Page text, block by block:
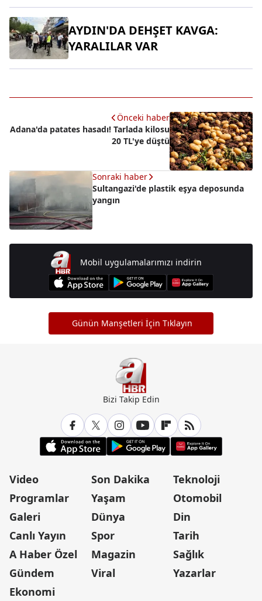
AYDIN'DA DEHŞET KAVGA:
YARALILAR VAR
Önceki haber
Adana'da patates hasadı! Tarlada kilosu
20 TL'ye düştü
Sonraki haber
Sultangazi'de plastik eşya deposunda
yangın
Mobil uygulamalarımızı indirin
Günün Manşetleri İçin Tıklayın
Bizi Takip Edin
Video
Programlar
Galeri
Canlı Yayın
A Haber Özel
Gündem
Ekonomi
Son Dakika
Yaşam
Dünya
Spor
Magazin
Viral
Teknoloji
Otomobil
Din
Tarih
Sağlık
Yazarlar